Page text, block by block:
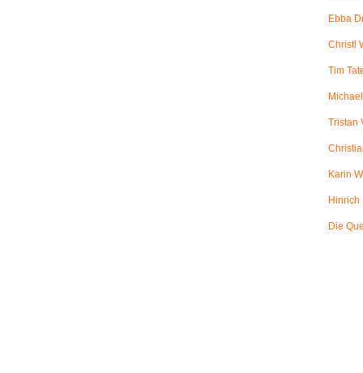
Ebba
Christl
Tim
Tristan
Karin
Hinrich
Die